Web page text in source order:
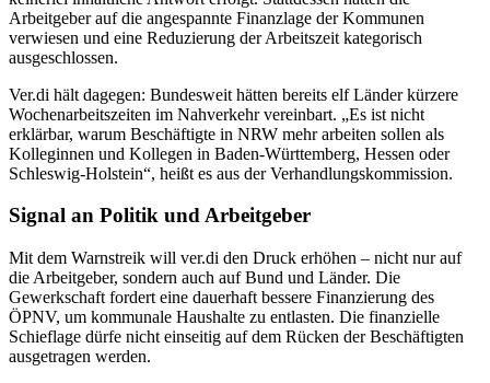
Arbeitgeber auf die angespannte Finanzlage der Kommunen
verwiesen und eine Reduzierung der Arbeitszeit kategorisch
ausgeschlossen.
Ver.di hält dagegen: Bundesweit hätten bereits elf Länder kürzere
Wochenarbeitszeiten im Nahverkehr vereinbart. „Es ist nicht
erklärbar, warum Beschäftigte in NRW mehr arbeiten sollen als
Kolleginnen und Kollegen in Baden-Württemberg, Hessen oder
Schleswig-Holstein“, heißt es aus der Verhandlungskommission.
Signal an Politik und Arbeitgeber
Mit dem Warnstreik will ver.di den Druck erhöhen – nicht nur auf
die Arbeitgeber, sondern auch auf Bund und Länder. Die
Gewerkschaft fordert eine dauerhaft bessere Finanzierung des
ÖPNV, um kommunale Haushalte zu entlasten. Die finanzielle
Schieflage dürfe nicht einseitig auf dem Rücken der Beschäftigten
ausgetragen werden.